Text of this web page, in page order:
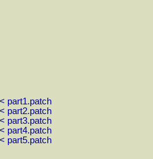
part1.patch
part2.patch
part3.patch
part4.patch
part5.patch